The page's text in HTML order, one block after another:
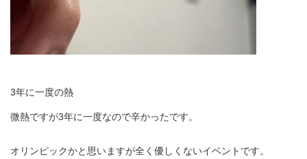
3年に一度の熱
微熱ですが3年に一度なので辛かったです。
オリンピックかと思いますが全く優しくないイベントです。